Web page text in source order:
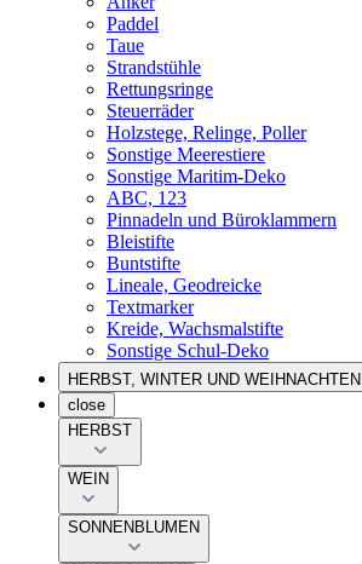
Paddel
Taue
Strandstühle
Rettungsringe
Steuerräder
Holzstege, Relinge, Poller
Sonstige Meerestiere
Sonstige Maritim-Deko
ABC, 123
Pinnadeln und Büroklammern
Bleistifte
Buntstifte
Lineale, Geodreicke
Textmarker
Kreide, Wachsmalstifte
Sonstige Schul-Deko
HERBST, WINTER UND WEIHNACHTEN
close
HERBST
WEIN
SONNENBLUMEN